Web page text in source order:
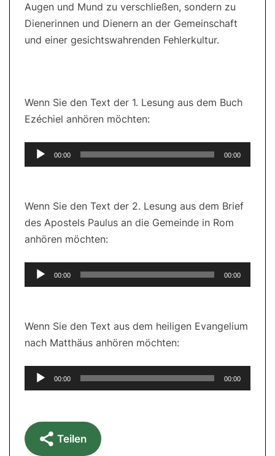
Augen und Mund zu verschließen, sondern zu
Dienerinnen und Dienern an der Gemeinschaft
und einer gesichtswahrenden Fehlerkultur.
Wenn Sie den Text der 1. Lesung aus dem Buch
Ezéchiel anhören möchten:
Audio-
Player
00:00 00:00
Wenn Sie den Text der 2. Lesung aus dem Brief
des Apostels Paulus an die Gemeinde in Rom
anhören möchten:
Audio-
Player
00:00 00:00
Wenn Sie den Text aus dem heiligen Evangelium
nach Matthäus anhören möchten:
Audio-
Player
00:00 00:00
Teilen